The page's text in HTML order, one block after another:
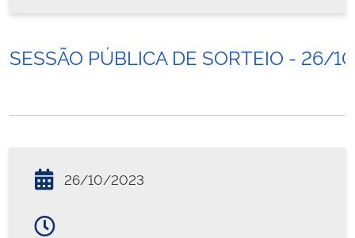
SESSÃO PÚBLICA DE SORTEIO - 26/
26/10/2023